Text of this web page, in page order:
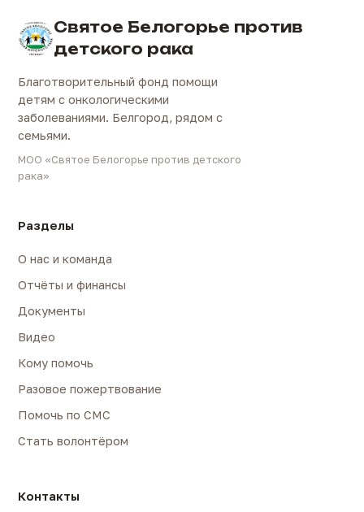
Святое Белогорье против
детского рака
Благотворительный фонд помощи
детям с онкологическими
заболеваниями. Белгород, рядом с
семьями.
МОО «Святое Белогорье против детского
рака»
Разделы
О нас и команда
Отчёты и финансы
Документы
Видео
Кому помочь
Разовое пожертвование
Помочь по СМС
Стать волонтёром
Контакты